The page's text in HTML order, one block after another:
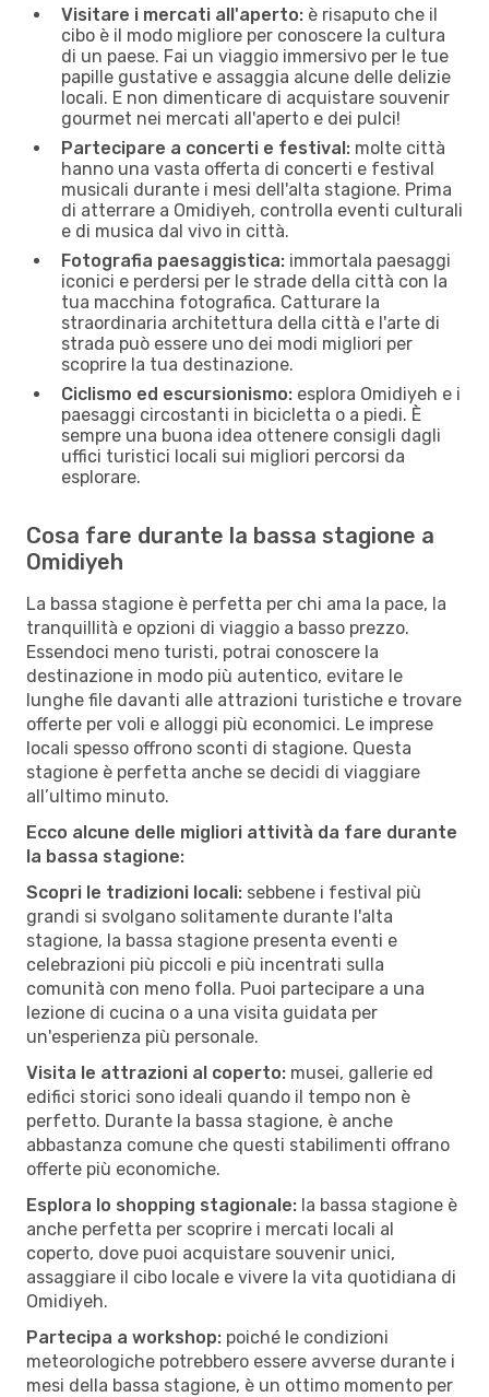
Visitare i mercati all'aperto: è risaputo che il
cibo è il modo migliore per conoscere la cultura
di un paese. Fai un viaggio immersivo per le tue
papille gustative e assaggia alcune delle delizie
locali. E non dimenticare di acquistare souvenir
gourmet nei mercati all'aperto e dei pulci!
Partecipare a concerti e festival: molte città
hanno una vasta offerta di concerti e festival
musicali durante i mesi dell'alta stagione. Prima
di atterrare a Omidiyeh, controlla eventi culturali
e di musica dal vivo in città.
Fotografia paesaggistica: immortala paesaggi
iconici e perdersi per le strade della città con la
tua macchina fotografica. Catturare la
straordinaria architettura della città e l'arte di
strada può essere uno dei modi migliori per
scoprire la tua destinazione.
Ciclismo ed escursionismo: esplora Omidiyeh e i
paesaggi circostanti in bicicletta o a piedi. È
sempre una buona idea ottenere consigli dagli
uffici turistici locali sui migliori percorsi da
esplorare.
Cosa fare durante la bassa stagione a
Omidiyeh
La bassa stagione è perfetta per chi ama la pace, la
tranquillità e opzioni di viaggio a basso prezzo.
Essendoci meno turisti, potrai conoscere la
destinazione in modo più autentico, evitare le
lunghe file davanti alle attrazioni turistiche e trovare
offerte per voli e alloggi più economici. Le imprese
locali spesso offrono sconti di stagione. Questa
stagione è perfetta anche se decidi di viaggiare
all’ultimo minuto.
Ecco alcune delle migliori attività da fare durante
la bassa stagione:
Scopri le tradizioni locali: sebbene i festival più
grandi si svolgano solitamente durante l'alta
stagione, la bassa stagione presenta eventi e
celebrazioni più piccoli e più incentrati sulla
comunità con meno folla. Puoi partecipare a una
lezione di cucina o a una visita guidata per
un'esperienza più personale.
Visita le attrazioni al coperto: musei, gallerie ed
edifici storici sono ideali quando il tempo non è
perfetto. Durante la bassa stagione, è anche
abbastanza comune che questi stabilimenti offrano
offerte più economiche.
Esplora lo shopping stagionale: la bassa stagione è
anche perfetta per scoprire i mercati locali al
coperto, dove puoi acquistare souvenir unici,
assaggiare il cibo locale e vivere la vita quotidiana di
Omidiyeh.
Partecipa a workshop: poiché le condizioni
meteorologiche potrebbero essere avverse durante i
mesi della bassa stagione, è un ottimo momento per